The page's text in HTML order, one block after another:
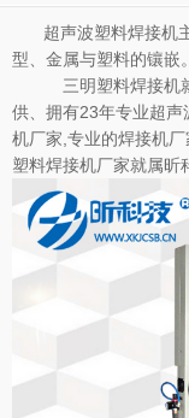
超声波塑料焊接机
型、金属与塑料的镶嵌。
三明塑料焊接机
供、拥有23年专业超
机厂家,专业的焊接机
塑料焊接机厂家就属昕